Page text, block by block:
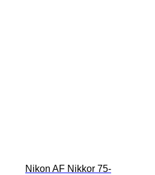
Nikon AF Nikkor 75-